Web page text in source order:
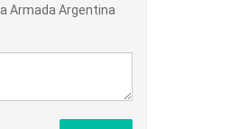
Armada Argentina